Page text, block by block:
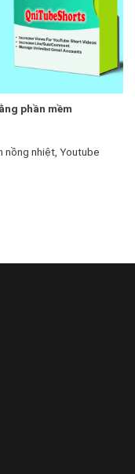
phần mềm
nồng nhiệt, Youtube